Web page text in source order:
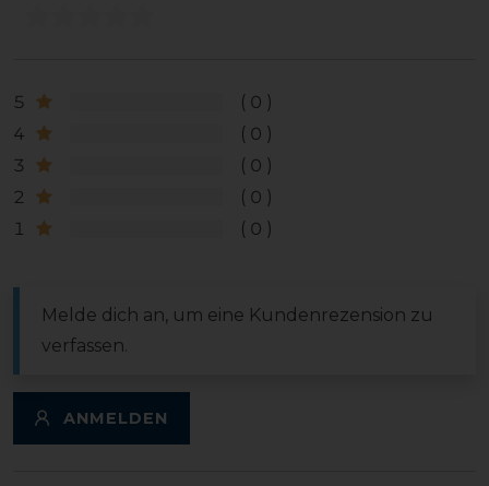
5
0
4
0
3
0
2
0
1
0
Melde dich an, um eine Kundenrezension zu
verfassen.
ANMELDEN